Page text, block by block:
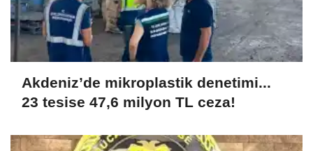
Akdeniz’de mikroplastik denetimi...
23 tesise 47,6 milyon TL ceza!